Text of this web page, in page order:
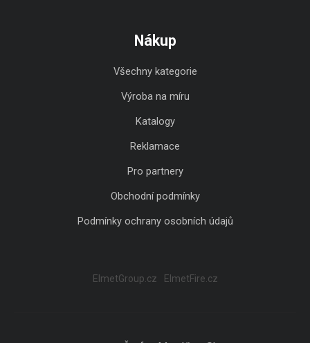
Nákup
Všechny kategorie
Výroba na míru
Katalogy
Reklamace
Pro partnery
Obchodní podmínky
Podmínky ochrany osobních údajů
ElmetGroup.cz ElmetFire.cz